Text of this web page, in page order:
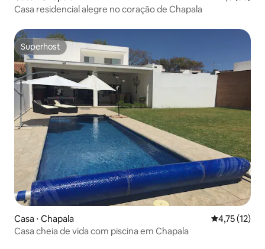
Casa residencial alegre no coração de Chapala
Superhost
Superhost
Casa ⋅ Chapala 4,75 de uma
4,75 (12)
Casa cheia de vida com piscina em Chapala